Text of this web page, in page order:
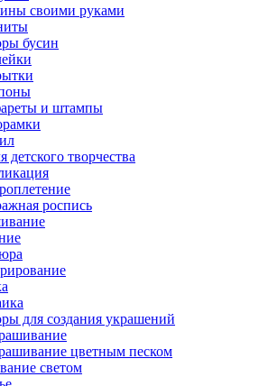
своими руками
бусин
и штампы
детского творчества
роспись
для создания украшений
цветным песком
светом